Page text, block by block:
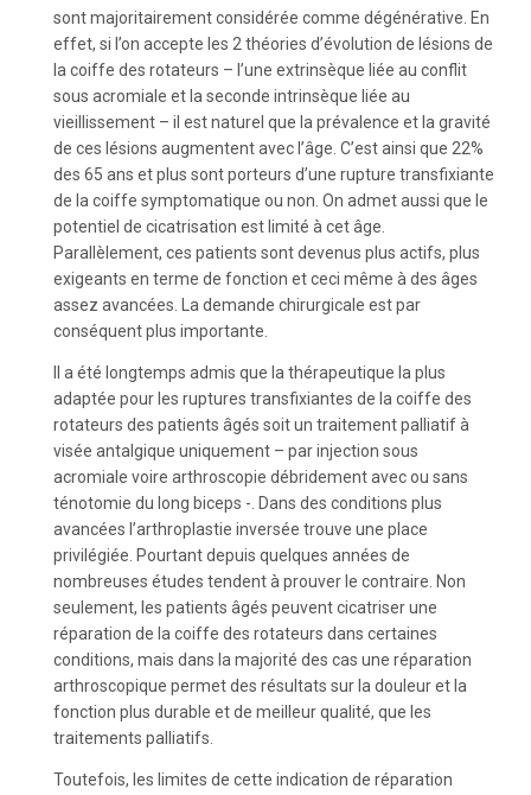
sont majoritairement considérée comme dégénérative. En
effet, si l’on accepte les 2 théories d’évolution de lésions de
la coiffe des rotateurs – l’une extrinsèque liée au conflit
sous acromiale et la seconde intrinsèque liée au
vieillissement – il est naturel que la prévalence et la gravité
de ces lésions augmentent avec l’âge. C’est ainsi que 22%
des 65 ans et plus sont porteurs d’une rupture transfixiante
de la coiffe symptomatique ou non. On admet aussi que le
potentiel de cicatrisation est limité à cet âge.
Parallèlement, ces patients sont devenus plus actifs, plus
exigeants en terme de fonction et ceci même à des âges
assez avancées. La demande chirurgicale est par
conséquent plus importante.
Il a été longtemps admis que la thérapeutique la plus
adaptée pour les ruptures transfixiantes de la coiffe des
rotateurs des patients âgés soit un traitement palliatif à
visée antalgique uniquement – par injection sous
acromiale voire arthroscopie débridement avec ou sans
ténotomie du long biceps -. Dans des conditions plus
avancées l’arthroplastie inversée trouve une place
privilégiée. Pourtant depuis quelques années de
nombreuses études tendent à prouver le contraire. Non
seulement, les patients âgés peuvent cicatriser une
réparation de la coiffe des rotateurs dans certaines
conditions, mais dans la majorité des cas une réparation
arthroscopique permet des résultats sur la douleur et la
fonction plus durable et de meilleur qualité, que les
traitements palliatifs.
Toutefois, les limites de cette indication de réparation